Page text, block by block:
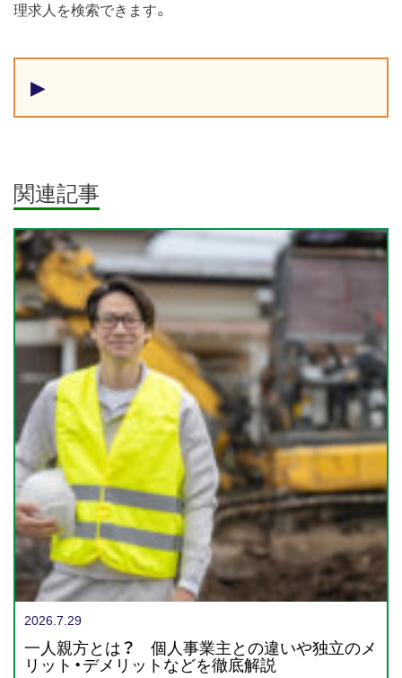
理求人を検索できます。
▶
関連記事
2026.7.29
一人親方とは？ 個人事業主との違いや独立のメ
リット・デメリットなどを徹底解説